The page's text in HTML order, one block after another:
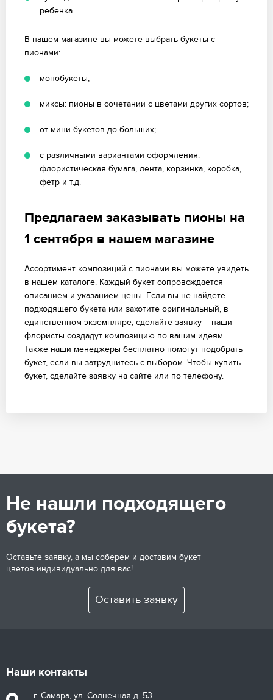
ребенка.
В нашем магазине вы можете выбрать букеты с
пионами:
монобукеты;
миксы: пионы в сочетании с цветами других сортов;
от мини-букетов до больших;
с различными вариантами оформления:
флористическая бумага, лента, корзинка, коробка,
фетр и т.д.
Предлагаем заказывать пионы на
1 сентября в нашем магазине
Ассортимент композиций с пионами вы можете увидеть
в нашем каталоге. Каждый букет сопровождается
описанием и указанием цены. Если вы не найдете
подходящего букета или захотите оригинальный, в
единственном экземпляре, сделайте заявку – наши
флористы создадут композицию по вашим идеям.
Также наши менеджеры бесплатно помогут подобрать
букет, если вы затруднитесь с выбором. Чтобы купить
букет, сделайте заявку на сайте или по телефону.
Не нашли подходящего
букета?
Оставьте заявку, а мы соберем и доставим букет
цветов индивидуально для вас!
Оставить заявку
Наши контакты
г. Самара, ул. Солнечная д. 53